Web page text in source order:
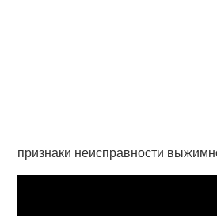
признаки неисправности